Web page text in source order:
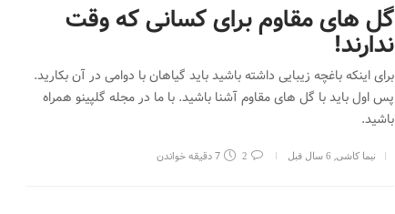
گل های مقاوم برای کسانی که وقت
ندارند!
برای اینکه باغچه زیبایی داشته باشید باید گیاهان با دوامی در آن بکارید.
پس اول باید با گل های مقاوم آشنا باشید. با ما در مجله گلپینو همراه
باشید.
نیما کاشی, 6 سال قبل 7 دقیقه خواندن